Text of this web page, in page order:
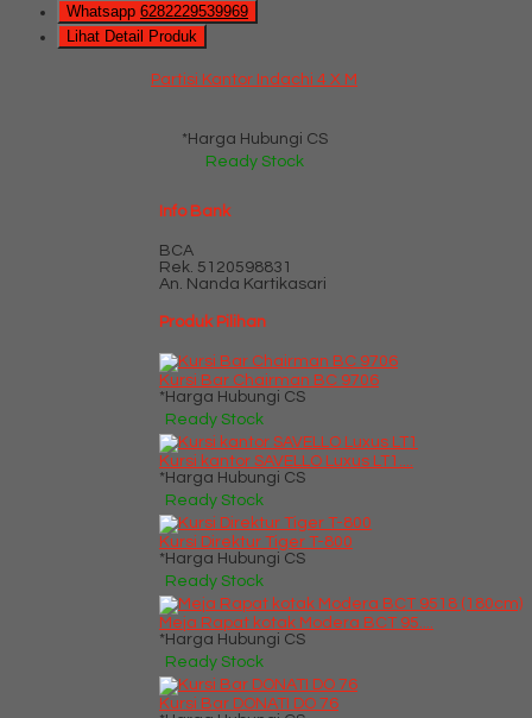
Whatsapp 6282229539969
Lihat Detail Produk
Partisi Kantor Indachi 4 X M
*Harga Hubungi CS
Ready Stock
Info Bank
BCA
Rek. 5120598831
An. Nanda Kartikasari
Produk Pilihan
Kursi Bar Chairman BC 9706
*Harga Hubungi CS
Ready Stock
Kursi kantor SAVELLO Luxus LT1....
*Harga Hubungi CS
Ready Stock
Kursi Direktur Tiger T-800
*Harga Hubungi CS
Ready Stock
Meja Rapat kotak Modera BCT 95....
*Harga Hubungi CS
Ready Stock
Kursi Bar DONATI DO 76